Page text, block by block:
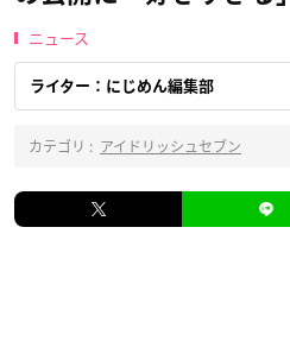
ニュース
ライター：にじめん編集部
カテゴリ : アイドリッシュセブン